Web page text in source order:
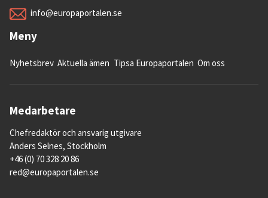
info@europaportalen.se
Meny
Nyhetsbrev Aktuella ämen Tipsa Europaportalen Om oss
Medarbetare
Chefredaktör och ansvarig utgivare
Anders Selnes, Stockholm
+46 (0) 70 328 20 86
red@europaportalen.se